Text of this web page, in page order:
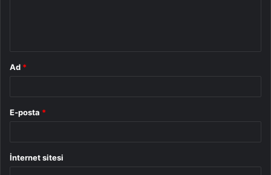
Ad *
E-posta *
İnternet sitesi